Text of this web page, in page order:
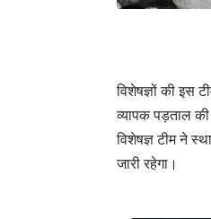
विशेषज्ञों की इस
व्यापक पड़ताल
विशेषज्ञ टीम ने
जारी रहेगा।